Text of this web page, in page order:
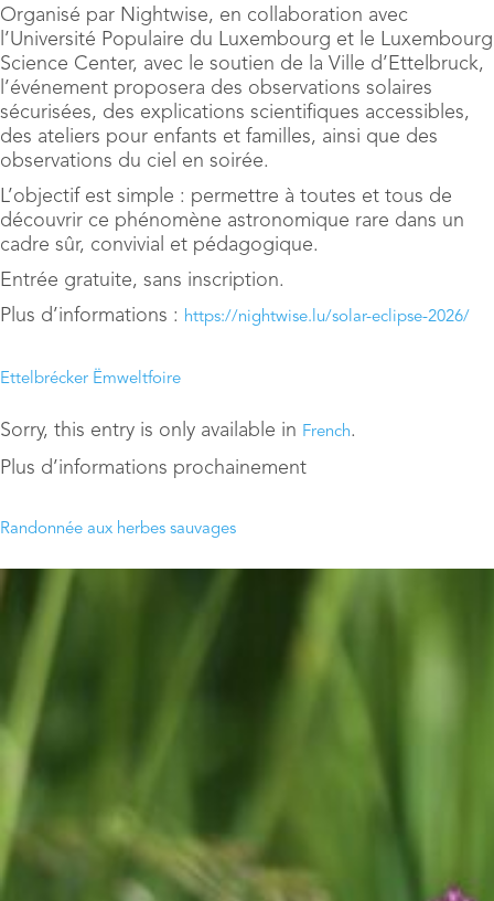
Organisé par Nightwise, en collaboration avec
l’Université Populaire du Luxembourg et le Luxembourg
Science Center, avec le soutien de la Ville d’Ettelbruck,
l’événement proposera des observations solaires
sécurisées, des explications scientifiques accessibles,
des ateliers pour enfants et familles, ainsi que des
observations du ciel en soirée.
L’objectif est simple : permettre à toutes et tous de
découvrir ce phénomène astronomique rare dans un
cadre sûr, convivial et pédagogique.
Entrée gratuite, sans inscription.
Plus d’informations : https://nightwise.lu/solar-eclipse-2026/
Ettelbrécker Ëmweltfoire
Sorry, this entry is only available in French.
Plus d’informations prochainement
Randonnée aux herbes sauvages